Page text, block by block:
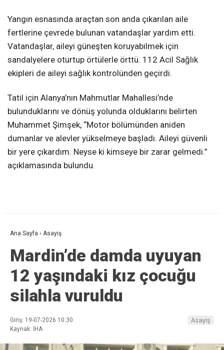
Yangın esnasında araçtan son anda çıkarılan aile
fertlerine çevrede bulunan vatandaşlar yardım etti.
Vatandaşlar, aileyi güneşten koruyabilmek için
sandalyelere oturtup örtülerle örttü. 112 Acil Sağlık
ekipleri de aileyi sağlık kontrolünden geçirdi.
Tatil için Alanya’nın Mahmutlar Mahallesi’nde
bulunduklarını ve dönüş yolunda olduklarını belirten
Muhammet Şimşek, “Motor bölümünden aniden
dumanlar ve alevler yükselmeye başladı. Aileyi güvenli
bir yere çıkardım. Neyse ki kimseye bir zarar gelmedi.”
açıklamasında bulundu.
Ana Sayfa › Asayiş
Mardin’de damda uyuyan
12 yaşındaki kız çocuğu
silahla vuruldu
Giriş: 19-07-2026 10:30
Kaynak: İHA
Asayiş